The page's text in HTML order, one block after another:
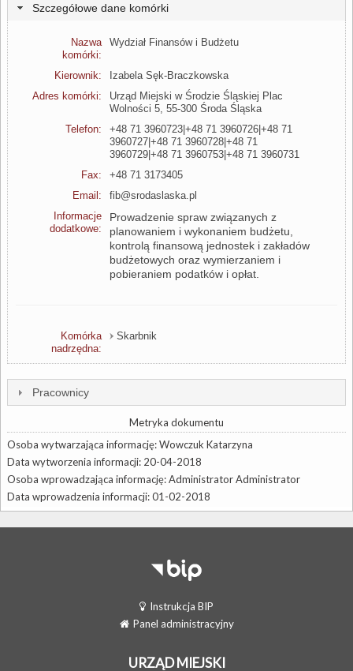
Szczegółowe dane komórki
Nazwa
komórki:
Wydział Finansów i Budżetu
Kierownik:
Izabela Sęk-Braczkowska
Adres komórki:
Urząd Miejski w Środzie Śląskiej Plac
Wolności 5, 55-300 Środa Śląska
Telefon:
+48 71 3960723|+48 71 3960726|+48 71
3960727|+48 71 3960728|+48 71
3960729|+48 71 3960753|+48 71 3960731
Fax:
+48 71 3173405
Email:
fib@srodaslaska.pl
Informacje
dodatkowe:
Prowadzenie spraw związanych z
planowaniem i wykonaniem budżetu,
kontrolą finansową jednostek i zakładów
budżetowych oraz wymierzaniem i
pobieraniem podatków i opłat.
Komórka
nadrzędna:
Skarbnik
Pracownicy
Metryka dokumentu
Osoba wytwarzająca informację: Wowczuk Katarzyna
Data wytworzenia informacji: 20-04-2018
Osoba wprowadzająca informację: Administrator Administrator
Data wprowadzenia informacji: 01-02-2018
Instrukcja BIP
Panel administracyjny
URZĄD MIEJSKI